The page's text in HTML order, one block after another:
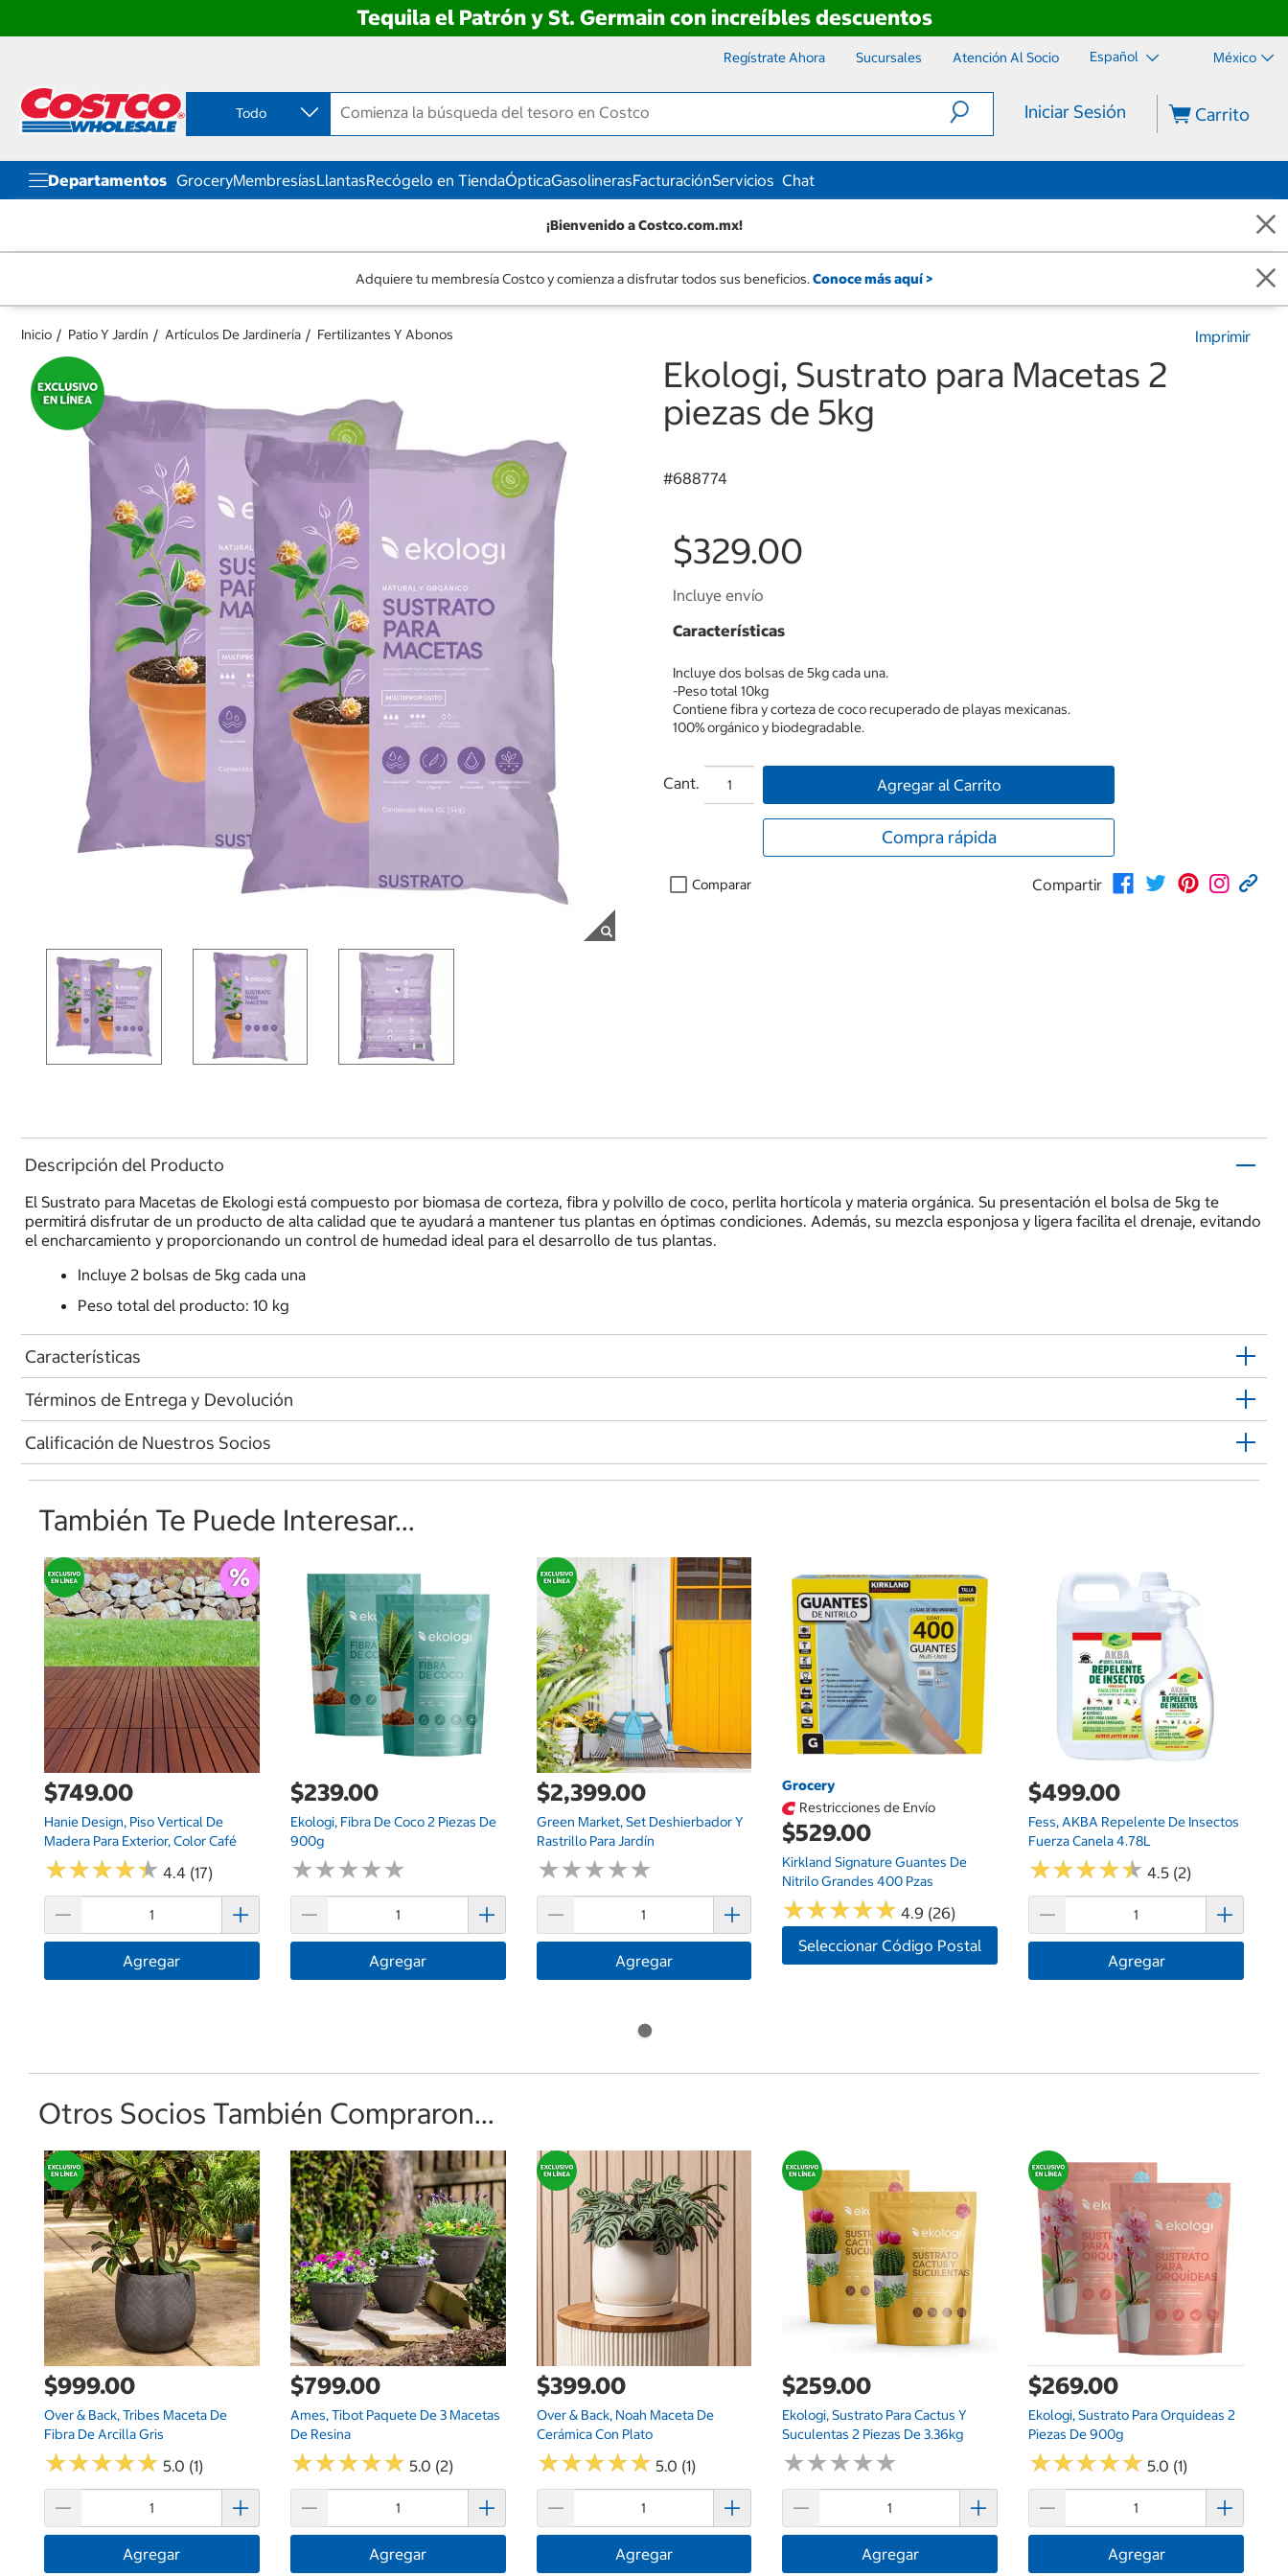
Tequila el Patrón y St. Germain con increíbles descuentos
contenido
menú
navegación
Regístrate Ahora Sucursales Atención Al Socio Español México
Todo Iniciar Sesión Carrito
Departamentos GroceryMembresíasLlantasRecógelo en TiendaÓpticaGasolinerasFacturaciónServicios Chat
¡Bienvenido a Costco.com.mx!
Adquiere tu membresía Costco y comienza a disfrutar todos sus beneficios. Conoce más aquí >
Inicio Patio Y Jardín Artículos De Jardinería Fertilizantes Y Abonos Imprimir
Ekologi, Sustrato para Macetas 2
piezas de 5kg
#688774
$329.00
Incluye envío
Características
Incluye dos bolsas de 5kg cada una.
-Peso total 10kg
Contiene fibra y corteza de coco recuperado de playas mexicanas.
100% orgánico y biodegradable.
Cant. Agregar al Carrito
Compra rápida
Comparar Compartir
Descripción del Producto
El Sustrato para Macetas de Ekologi está compuesto por biomasa de corteza, fibra y polvillo de coco, perlita hortícola y materia orgánica. Su presentación el bolsa de 5kg te
permitirá disfrutar de un producto de alta calidad que te ayudará a mantener tus plantas en óptimas condiciones. Además, su mezcla esponjosa y ligera facilita el drenaje, evitando
el encharcamiento y proporcionando un control de humedad ideal para el desarrollo de tus plantas.
Incluye 2 bolsas de 5kg cada una
Peso total del producto: 10 kg
Características
Términos de Entrega y Devolución
Calificación de Nuestros Socios
También Te Puede Interesar...
$749.00
Hanie Design, Piso Vertical De
Madera Para Exterior, Color Café
★★★★★
★★★★★ 4.4 (17)
Agregar
$239.00
Ekologi, Fibra De Coco 2 Piezas De
900g
★★★★★
★★★★★
Agregar
$2,399.00
Green Market, Set Deshierbador Y
Rastrillo Para Jardín
★★★★★
★★★★★
Agregar
Grocery
Restricciones de Envío
$529.00
Kirkland Signature Guantes De
Nitrilo Grandes 400 Pzas
★★★★★
★★★★★ 4.9 (26)
Seleccionar Código Postal
$499.00
Fess, AKBA Repelente De Insectos
Fuerza Canela 4.78L
★★★★★
★★★★★ 4.5 (2)
Agregar
Otros Socios También Compraron...
$999.00
Over & Back, Tribes Maceta De
Fibra De Arcilla Gris
★★★★★
★★★★★ 5.0 (1)
Agregar
$799.00
Ames, Tibot Paquete De 3 Macetas
De Resina
★★★★★
★★★★★ 5.0 (2)
Agregar
$399.00
Over & Back, Noah Maceta De
Cerámica Con Plato
★★★★★
★★★★★ 5.0 (1)
Agregar
$259.00
Ekologi, Sustrato Para Cactus Y
Suculentas 2 Piezas De 3.36kg
★★★★★
★★★★★
Agregar
$269.00
Ekologi, Sustrato Para Orquideas 2
Piezas De 900g
★★★★★
★★★★★ 5.0 (1)
Agregar